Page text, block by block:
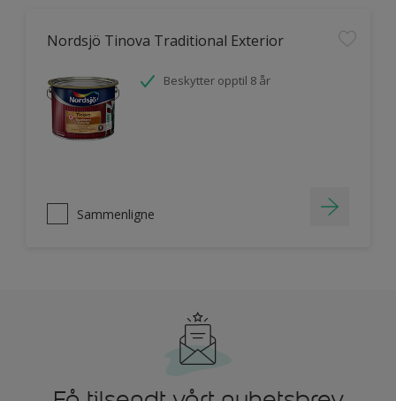
Nordsjö Tinova Traditional Exterior
Beskytter opptil 8 år
Sammenligne